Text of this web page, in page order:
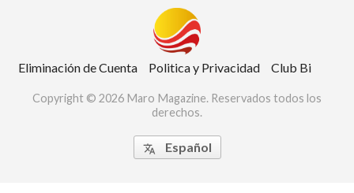
Eliminación de Cuenta Politica y Privacidad Club Bi
Copyright © 2026 Maro Magazine. Reservados todos los
derechos.
 Español